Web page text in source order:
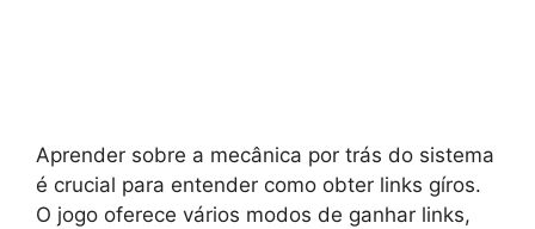
Aprender sobre a mecânica por trás do sistema
é crucial para entender como obter links gíros.
O jogo oferece vários modos de ganhar links,